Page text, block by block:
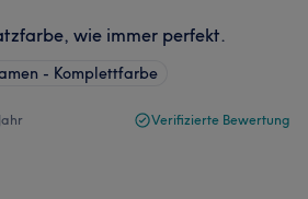
wie immer perfekt.
- Komplettfarbe
Verifizierte Bewertung